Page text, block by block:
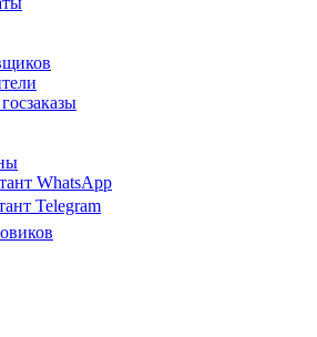
WhatsApp
Telegram